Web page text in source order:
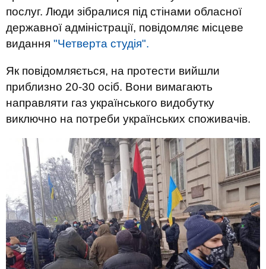
послуг. Люди зібралися під стінами обласної
державної адміністрації, повідомляє місцеве
видання "Четверта студія".
Як повідомляється, на протести вийшли
приблизно 20-30 осіб. Вони вимагають
направляти газ українського видобутку
виключно на потреби українських споживачів.